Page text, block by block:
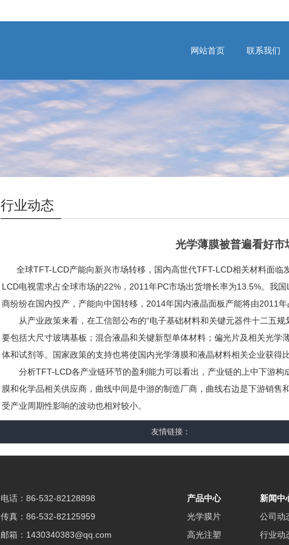
网站首页 联系我们
行业动态
光学薄膜被普遍看好市
全球TFT-LCD产能向新兴市场转移，国内高世代TFT-LCD相关材料面临
LCD电视需求占全球市场的22%，2011年PC市场出货增长率为13.5%。我
商纷纷在国内投产，产能向中国转移，2014年国内液晶面板产能将由2011年
从产业政策来看，在工信部公布的“电子基础材料和关键元器件十二五规
要包括大尺寸玻璃基板；混合液晶和关键新型单体材料；偏光片及相关光
体和试剂等。国家政策的支持也将使国内光学薄膜和液晶材料相关企业获得
分析TFT-LCD各产业链环节的盈利能力可以看出，产业链的上中下游构
膜和化学品相关供应商，曲线中间是中游的制造厂商，曲线右边是下游销售
受产业周期性影响的波动也相对较小。
友情链接
电话：86-532-82128898
传真：86-532-82125959
邮箱：1430340383@qq.com
产品中心
光学膜片
高光注塑
新闻中
公司动
行业动